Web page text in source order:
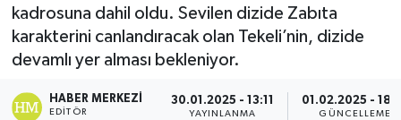
kadrosuna dahil oldu. Sevilen dizide Zabıta
karakterini canlandıracak olan Tekeli’nin, dizide
devamlı yer alması bekleniyor.
HABER MERKEZI
EDITÖR
30.01.2025 - 13:11
YAYINLANMA
01.02.2025 -
GÜNCELLEME
Tüm Manşetler
Son Dakika Haberleri
Haber Arşivi